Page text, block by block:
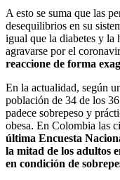
A esto se suma que las
desequilibrios en su
igual que la diabetes y la
agravarse por el
reaccione de forma
En la actualidad, según
población de 34 de los
padece sobrepeso y
obesa. En Colombia las
última Encuesta
la mitad de los adultos
en condición de